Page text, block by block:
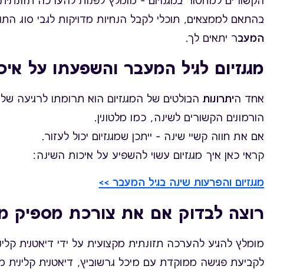
בהתאם לממצאים, תוכלי לקבל הנחיות מדויקות לגבי סוג
המעבר יתאים לך.
מגנזיום לגיל המעבר והשפעתו על
אחד היתרונותהבולטים של המגנזיום הוא תרומתו לרגיעה
הורמונים הקשורים לשינה, כמו מלטונין.
אם את חווה קשיי שינה – ייתכן שמגנזיום יכול לעזור.
קראי כאן איך מגנזיום עשוי להשפיע על איכות השינה:
מגנזיום והפרעות שינה בגיל המעבר >>
רוצה לבדוק אם את צורכת מספיק
מומלץ להגיע להערכה תזונתית מקצועית על ידי דיאטנית
לקביעת פגישה ממוקדת עם מיכל גרשוביץ, דיאטנית קלינית